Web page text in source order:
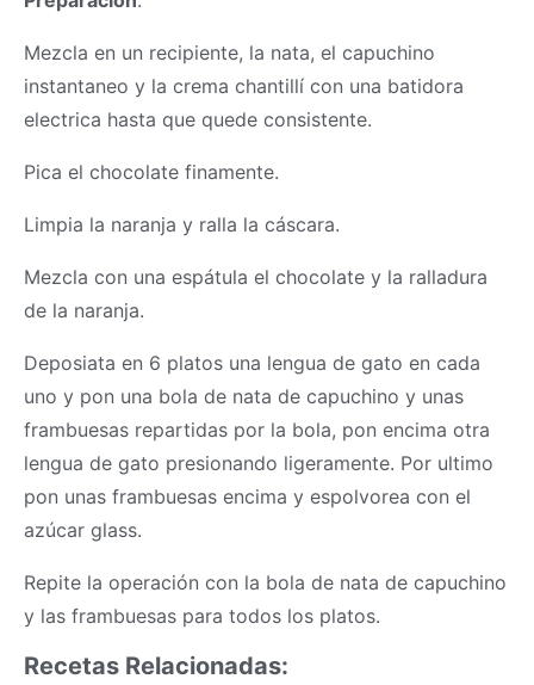
Mezcla en un recipiente, la nata, el capuchino
instantaneo y la crema chantillí con una batidora
electrica hasta que quede consistente.
Pica el chocolate finamente.
Limpia la naranja y ralla la cáscara.
Mezcla con una espátula el chocolate y la ralladura
de la naranja.
Deposiata en 6 platos una lengua de gato en cada
uno y pon una bola de nata de capuchino y unas
frambuesas repartidas por la bola, pon encima otra
lengua de gato presionando ligeramente. Por ultimo
pon unas frambuesas encima y espolvorea con el
azúcar glass.
Repite la operación con la bola de nata de capuchino
y las frambuesas para todos los platos.
Recetas Relacionadas: